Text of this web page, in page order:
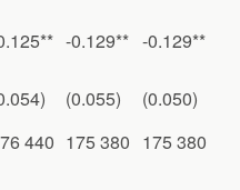
-0.129** -0.129**
(0.055)
(0.050)
440 175 380 175 380